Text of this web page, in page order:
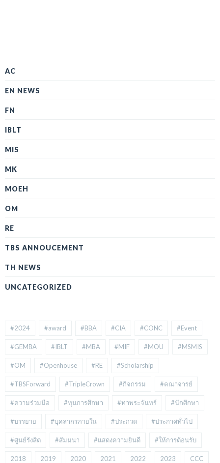
AC
EN NEWS
FN
IBLT
MIS
MK
MOEH
OM
RE
TBS ANNOUCEMENT
TH NEWS
UNCATEGORIZED
#2024 #award #BBA #CIA #CONC #Event
#GEMBA #IBLT #MBA #MIF #MOU #MSMIS
#OM #Openhouse #RE #Scholarship
#TBSForward #TripleCrown #กิจกรรม #คณาจารย์
#ความร่วมมือ #ทุนการศึกษา #ท่าพระจันทร์ #นักศึกษา
#บรรยาย #บุคลากรภายใน #ประกวด #ประกาศทั่วไป
#ศูนย์รังสิต #สัมมนา #แสดงความยินดี #ให้การต้อนรับ
2018 2019 2020 2021 2022 2023 CCC